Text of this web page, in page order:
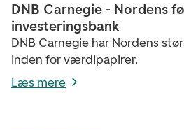
DNB Carnegie - Nordens
investeringsbank
DNB Carnegie har Nordens
inden for værdipapirer.
Læs mere